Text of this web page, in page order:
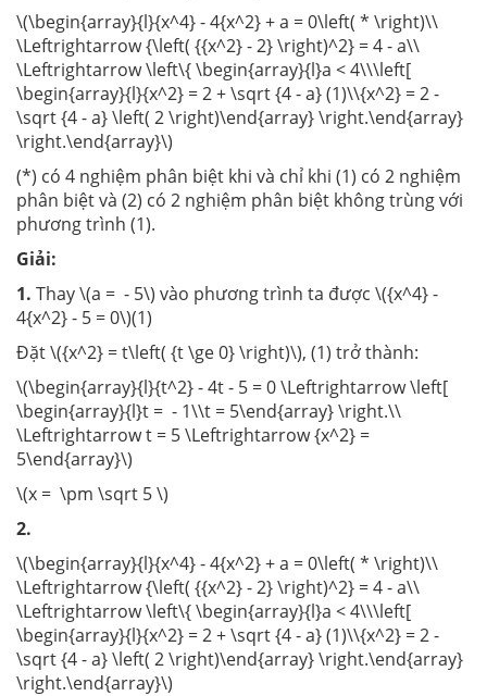
\(\begin{array}{l}{x^4} - 4{x^2} + a = 0\left( * \right)\\
\Leftrightarrow {\left( {{x^2} - 2} \right)^2} = 4 - a\\
\Leftrightarrow \left\{ \begin{array}{l}a < 4\\\left[
\begin{array}{l}{x^2} = 2 + \sqrt {4 - a} (1)\\{x^2} = 2 -
\sqrt {4 - a} \left( 2 \right)\end{array} \right.\end{array}
\right.\end{array}\)
(*) có 4 nghiệm phân biệt khi và chỉ khi (1) có 2 nghiệm
phân biệt và (2) có 2 nghiệm phân biệt không trùng với
phương trình (1).
Giải:
1. Thay \(a = - 5\) vào phương trình ta được \({x^4} -
4{x^2} - 5 = 0\)(1)
Đặt \({x^2} = t\left( {t \ge 0} \right)\), (1) trở thành:
\(\begin{array}{l}{t^2} - 4t - 5 = 0 \Leftrightarrow \left[
\begin{array}{l}t = - 1\\t = 5\end{array} \right.\\
\Leftrightarrow t = 5 \Leftrightarrow {x^2} =
5\end{array}\)
\(x = \pm \sqrt 5 \)
2.
\(\begin{array}{l}{x^4} - 4{x^2} + a = 0\left( * \right)\\
\Leftrightarrow {\left( {{x^2} - 2} \right)^2} = 4 - a\\
\Leftrightarrow \left\{ \begin{array}{l}a < 4\\\left[
\begin{array}{l}{x^2} = 2 + \sqrt {4 - a} (1)\\{x^2} = 2 -
\sqrt {4 - a} \left( 2 \right)\end{array} \right.\end{array}
\right.\end{array}\)